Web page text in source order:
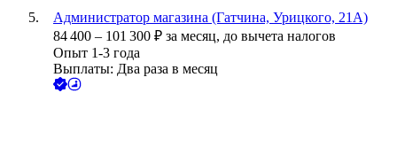
Администратор магазина (Гатчина, Урицкого, 21А)
84 400 – 101 300 ₽ за месяц, до вычета налогов
Опыт 1-3 года
Выплаты: Два раза в месяц